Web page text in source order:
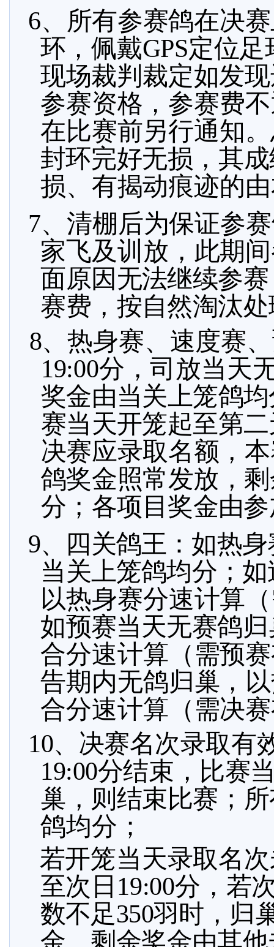
6、 所有参赛鸽在决
环，佩戴GPS定位
现场裁判裁定如发
参赛资格，参赛费
在比赛前另行通知
封环完好无损，其
损、有揭动痕迹的
7、清棚后为保证参
家飞及训放，此期
面原因无法继续参
赛费，按自然淘汰
8、热身赛、速度赛
19:00分，司放当天
奖金由当关上笼鸽
赛当天开笼起至第二
决赛应录取名额，
鸽奖金照常发放，
分；各项目奖金由
9、四关鸽王：如热
当关上笼鸽均分；
以热身赛分速计算
如预赛当天无赛鸽
合分速计算（需预
告期内无鸽归巢，
合分速计算（需决
10、决赛名次录取有
19:00分结束，比赛
巢，则结束比赛；
鸽均分；
若开笼当天录取名
至次日 19:00分， 若
数不足350羽时，归